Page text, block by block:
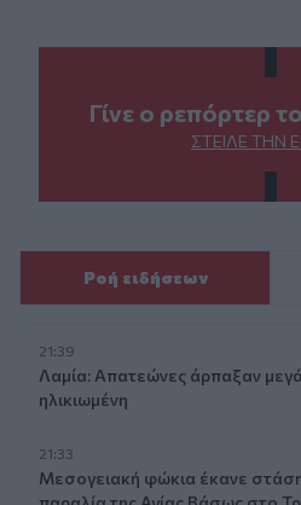
Γίνε ο ρεπόρτερ
ΣΤΕΊΛΕ ΤΗΝ
Ροή ειδήσεων
21:39
Λαμία: Απατεώνες άρπαξαν
ηλικιωμένη
21:33
Μεσογειακή φώκια έκανε